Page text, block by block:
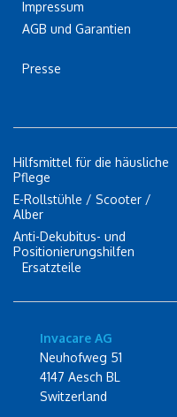
Impressum
AGB und Garantien
Presse
Hilfsmittel für die häusliche
Pflege
E-Rollstühle / Scooter /
Alber
Anti-Dekubitus- und
Positionierungshilfen
Ersatzteile
Invacare AG
Neuhofweg 51
4147 Aesch BL
Switzerland